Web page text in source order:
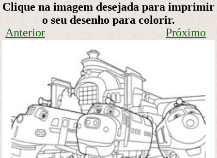
Clique na imagem desejada para imprimir
o seu desenho para colorir.
Anterior
Próximo